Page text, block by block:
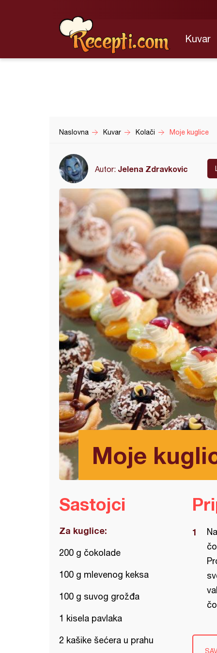
Kuvar
Naslovna Kuvar Kolači Moje kuglice
Autor: Jelena Zdravkovic
Moje
Sastojci
Za kuglice:
200 g čokolade
100 g mlevenog keksa
100 g suvog grožđa
1 kisela pavlaka
2 kašike šećera u prahu